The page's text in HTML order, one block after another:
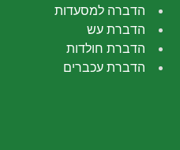
הדברה למסעדות
הדברת עש
הדברת חולדות
הדברת עכברים